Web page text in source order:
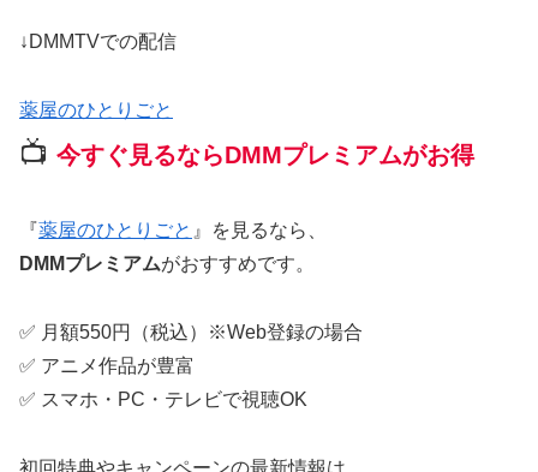
↓DMMTVでの配信
薬屋のひとりごと
📺 今すぐ見るならDMMプレミアムがお得
『薬屋のひとりごと 』を見るなら、
DMMプレミアムがおすすめです。
✅ 月額550円（税込）※Web登録の場合
✅ アニメ作品が豊富
✅ スマホ・PC・テレビで視聴OK
初回特典やキャンペーンの最新情報は